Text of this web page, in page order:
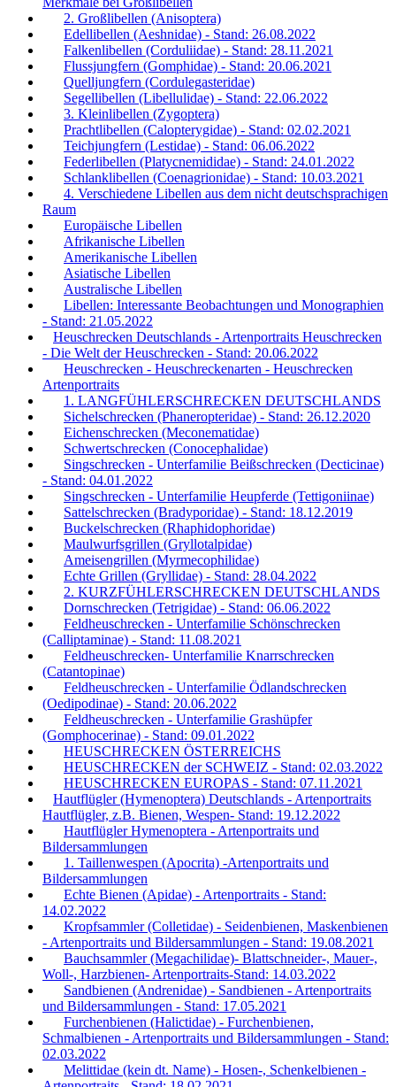
2. Großlibellen (Anisoptera)
Edellibellen (Aeshnidae) - Stand: 26.08.2022
Falkenlibellen (Corduliidae) - Stand: 28.11.2021
Flussjungfern (Gomphidae) - Stand: 20.06.2021
Quelljungfern (Cordulegasteridae)
Segellibellen (Libellulidae) - Stand: 22.06.2022
3. Kleinlibellen (Zygoptera)
Prachtlibellen (Calopterygidae) - Stand: 02.02.2021
Teichjungfern (Lestidae) - Stand: 06.06.2022
Federlibellen (Platycnemididae) - Stand: 24.01.2022
Schlanklibellen (Coenagrionidae) - Stand: 10.03.2021
4. Verschiedene Libellen aus dem nicht deutschsprachigen
Raum
Europäische Libellen
Afrikanische Libellen
Amerikanische Libellen
Asiatische Libellen
Australische Libellen
Libellen: Interessante Beobachtungen und Monographien
- Stand: 21.05.2022
Heuschrecken Deutschlands - Artenportraits Heuschrecken
- Die Welt der Heuschrecken - Stand: 20.06.2022
Heuschrecken - Heuschreckenarten - Heuschrecken
Artenportraits
1. LANGFÜHLERSCHRECKEN DEUTSCHLANDS
Sichelschrecken (Phaneropteridae) - Stand: 26.12.2020
Eichenschrecken (Meconematidae)
Schwertschrecken (Conocephalidae)
Singschrecken - Unterfamilie Beißschrecken (Decticinae)
- Stand: 04.01.2022
Singschrecken - Unterfamilie Heupferde (Tettigoniinae)
Sattelschrecken (Bradyporidae) - Stand: 18.12.2019
Buckelschrecken (Rhaphidophoridae)
Maulwurfsgrillen (Gryllotalpidae)
Ameisengrillen (Myrmecophilidae)
Echte Grillen (Gryllidae) - Stand: 28.04.2022
2. KURZFÜHLERSCHRECKEN DEUTSCHLANDS
Dornschrecken (Tetrigidae) - Stand: 06.06.2022
Feldheuschrecken - Unterfamilie Schönschrecken
(Calliptaminae) - Stand: 11.08.2021
Feldheuschrecken- Unterfamilie Knarrschrecken
(Catantopinae)
Feldheuschrecken - Unterfamilie Ödlandschrecken
(Oedipodinae) - Stand: 20.06.2022
Feldheuschrecken - Unterfamilie Grashüpfer
(Gomphocerinae) - Stand: 09.01.2022
HEUSCHRECKEN ÖSTERREICHS
HEUSCHRECKEN der SCHWEIZ - Stand: 02.03.2022
HEUSCHRECKEN EUROPAS - Stand: 07.11.2021
Hautflügler (Hymenoptera) Deutschlands - Artenportraits
Hautflügler, z.B. Bienen, Wespen- Stand: 19.12.2022
Hautflügler Hymenoptera - Artenportraits und
Bildersammlungen
1. Taillenwespen (Apocrita) -Artenportraits und
Bildersammlungen
Echte Bienen (Apidae) - Artenportraits - Stand:
14.02.2022
Kropfsammler (Colletidae) - Seidenbienen, Maskenbienen
- Artenportraits und Bildersammlungen - Stand: 19.08.2021
Bauchsammler (Megachilidae)- Blattschneider-, Mauer-,
Woll-, Harzbienen- Artenportraits-Stand: 14.03.2022
Sandbienen (Andrenidae) - Sandbienen - Artenportraits
und Bildersammlungen - Stand: 17.05.2021
Furchenbienen (Halictidae) - Furchenbienen,
Schmalbienen - Artenportraits und Bildersammlungen - Stand:
02.03.2022
Melittidae (kein dt. Name) - Hosen-, Schenkelbienen -